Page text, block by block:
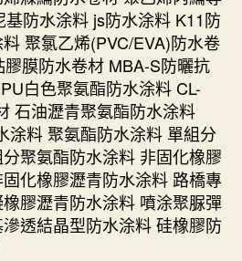
防水涂料 js防水涂料 K11防
聚氯乙烯(PVC/EVA)防水卷
膜防水卷材 MBA-S防曬抗
白色聚氨酯防水涂料 CL-
石油瀝青聚氨酯防水涂料
涂料 聚氨酯防水涂料 單組分
聚氨酯防水涂料 非固化橡膠
化橡膠瀝青防水涂料 路橋專
膠瀝青防水涂料 噴涂聚脲彈
透結晶型防水涂料 硅橡膠防